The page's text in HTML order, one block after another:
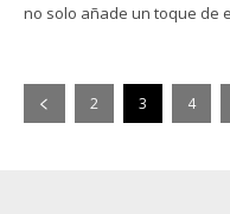
no solo añade un toque de
2 3 4